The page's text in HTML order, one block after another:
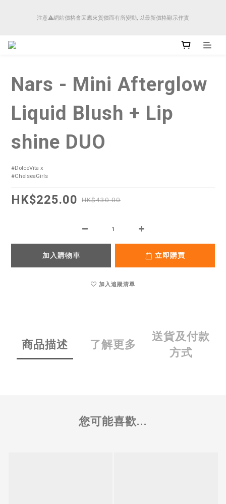
注意⚠️網站價格會因應來貨價而有所變動, 以最新價格顯示作實
順豐香港將於4月14日起減少SMS短訊發送, 所有快件自取訊息通知將全部改為透過官
Nars - Mini Afterglow
Liquid Blush + Lip
shine DUO
#DolceVita x
#ChelseaGirls
HK$225.00 HK$430.00
加入購物車 立即購買
加入追蹤清單
商品描述 了解更多
送貨及付款
方式
您可能喜歡...